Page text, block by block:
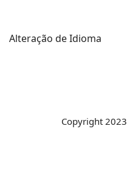
Alteração de Idioma
Copyright 2023